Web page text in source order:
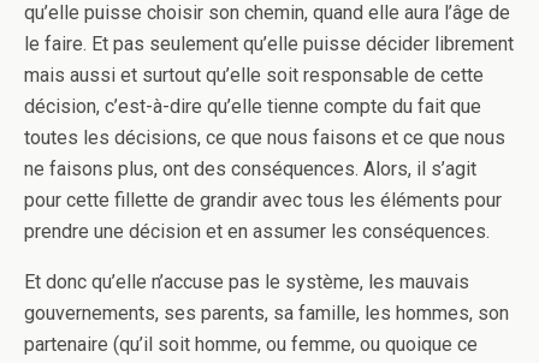
qu’elle puisse choisir son chemin, quand elle aura l’âge de
le faire. Et pas seulement qu’elle puisse décider librement
mais aussi et surtout qu’elle soit responsable de cette
décision, c’est-à-dire qu’elle tienne compte du fait que
toutes les décisions, ce que nous faisons et ce que nous
ne faisons plus, ont des conséquences. Alors, il s’agit
pour cette fillette de grandir avec tous les éléments pour
prendre une décision et en assumer les conséquences.
Et donc qu’elle n’accuse pas le système, les mauvais
gouvernements, ses parents, sa famille, les hommes, son
partenaire (qu’il soit homme, ou femme, ou quoique ce